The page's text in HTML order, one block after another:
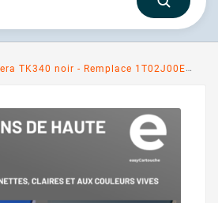
Toner compatible Kyocera TK340 noir - Remplace 1T02J00EUC